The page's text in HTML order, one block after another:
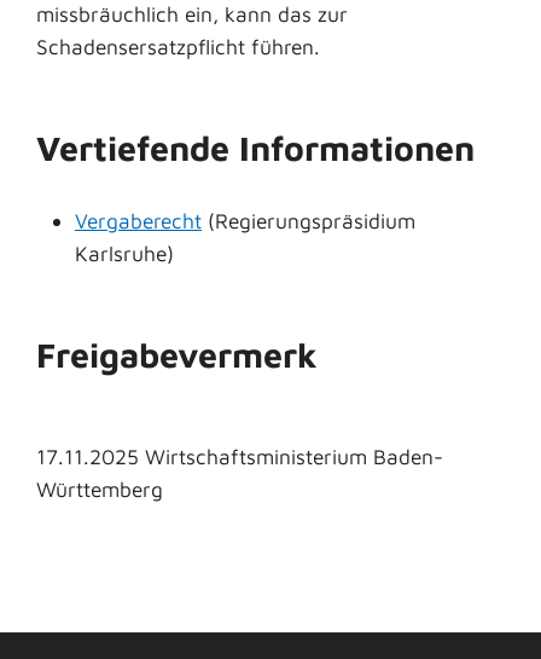
missbräuchlich ein, kann das zur
Schadensersatzpflicht führen.
Vertiefende Informationen
Vergaberecht (Regierungspräsidium
Karlsruhe)
Freigabevermerk
17.11.2025 Wirtschaftsministerium Baden-
Württemberg